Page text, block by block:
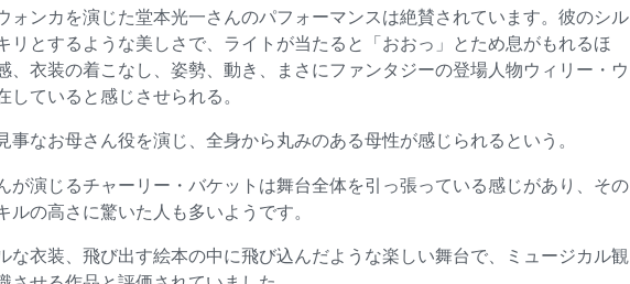
ォンカを演じた堂本光一さんのパフォーマンスは絶賛されています。彼のシル
リとするような美しさで、ライトが当たると「おおっ」とため息がもれるほ
、衣装の着こなし、姿勢、動き、まさにファンタジーの登場人物ウィリー・ウ
していると感じさせられる。
事なお母さん役を演じ、全身から丸みのある母性が感じられるという。
が演じるチャーリー・バケットは舞台全体を引っ張っている感じがあり、その
ルの高さに驚いた人も多いようです。
な衣装、飛び出す絵本の中に飛び込んだような楽しい舞台で、ミュージカル観